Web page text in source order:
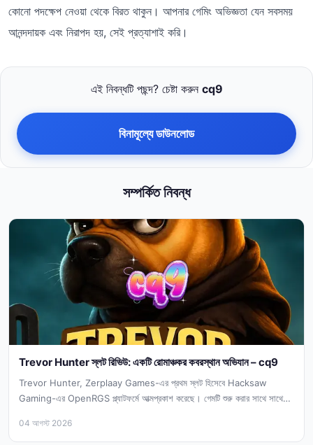
কোনো পদক্ষেপ নেওয়া থেকে বিরত থাকুন। আপনার গেমিং অভিজ্ঞতা যেন সবসময়
আনন্দদায়ক এবং নিরাপদ হয়, সেই প্রত্যাশাই করি।
এই নিবন্ধটি পছন্দ? চেষ্টা করুন cq9
বিনামূল্যে ডাউনলোড
সম্পর্কিত নিবন্ধ
Trevor Hunter স্লট রিভিউ: একটি রোমাঞ্চকর কবরস্থান অভিযান – cq9
Trevor Hunter, Zerplaay Games-এর প্রথম স্লট হিসেবে Hacksaw
Gaming-এর OpenRGS প্ল্যাটফর্মে আত্মপ্রকাশ করেছে। গেমটি শুরু করার সাথে সাথেই
04 আগস্ট 2026